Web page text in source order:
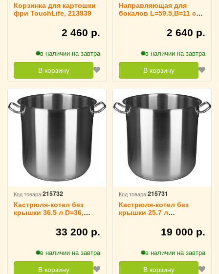
Корзинка для картошки
фри TouchLife, 213939
2 460 р.
в наличии на завтра
В корзину
Направляющая для
бокалов L=59.5,B=11 см
2 640 р.
в наличии на завтра
В корзину
Код товара:215732
Кастрюля-котел без
крышки 36.5 л D=36,
33 200 р.
в наличии на завтра
В корзину
Код товара:215731
Кастрюля-котел без
крышки 25.7 л
19 000 р.
в наличии на завтра
В корзину